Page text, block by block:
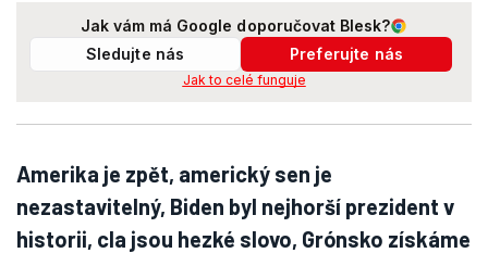
Jak vám má Google doporučovat Blesk?
Sledujte nás
Preferujte nás
Jak to celé funguje
Amerika je zpět, americký sen je
nezastavitelný, Biden byl nejhorší prezident v
historii, cla jsou hezké slovo, Grónsko získáme